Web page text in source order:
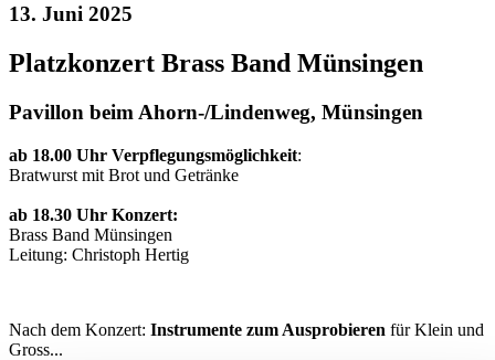
13. Juni 2025
Platzkonzert Brass Band Münsingen
Pavillon beim Ahorn-/Lindenweg, Münsingen
ab 18.00 Uhr Verpflegungsmöglichkeit:
Bratwurst mit Brot und Getränke
ab 18.30 Uhr Konzert:
Brass Band Münsingen
Leitung: Christoph Hertig
Nach dem Konzert: Instrumente zum Ausprobieren für Klein und
Gross...